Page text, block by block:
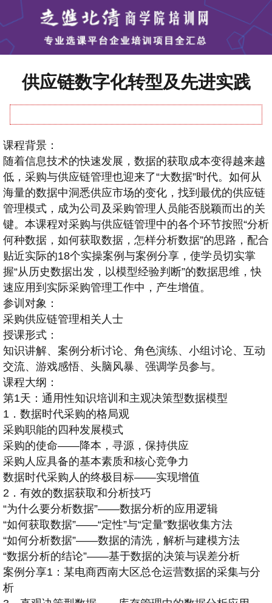
供应链数字化转型及先进实践
课程背景：
随着信息技术的快速发展，数据的获取成本变得越来越
低，采购与供应链管理也迎来了“大数据”时代。如何从
海量的数据中洞悉供应市场的变化，找到最优的供应链
管理模式，成为公司及采购管理人员能否脱颖而出的关
键。本课程对采购与供应链管理中的各个环节按照“分析
何种数据，如何获取数据，怎样分析数据”的思路，配合
贴近实际的18个实操案例与案例分享，使学员切实掌
握“从历史数据出发，以模型经验判断”的数据思维，快
速应用到实际采购管理工作中，产生增值。
参训对象：
采购供应链管理相关人士
授课形式：
知识讲解、案例分析讨论、角色演练、小组讨论、互动
交流、游戏感悟、头脑风暴、强调学员参与。
课程大纲：
第1天：通用性知识培训和主观决策型数据模型
1．数据时代采购的格局观
采购职能的四种发展模式
采购的使命——降本，寻源，保持供应
采购人应具备的基本素质和核心竞争力
数据时代采购人的终极目标——实现增值
2．有效的数据获取和分析技巧
“为什么要分析数据”——数据分析的应用逻辑
“如何获取数据”——“定性”与“定量”数据收集方法
“如何分析数据”——数据的清洗，解析与建模方法
“数据分析的结论”——基于数据的决策与误差分析
案例分享1：某电商西南大区总仓运营数据的采集与分
析